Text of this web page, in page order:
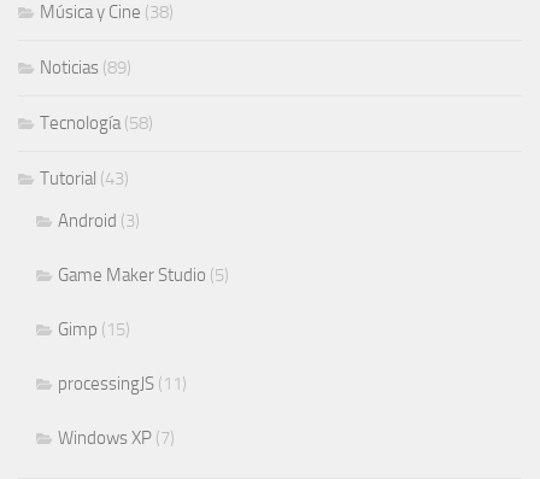
Música y Cine (38)
Noticias (89)
Tecnología(58)
Tutorial (43)
Android (3)
Game Maker Studio (5)
Gimp (15)
processingJS (11)
Windows XP (7)